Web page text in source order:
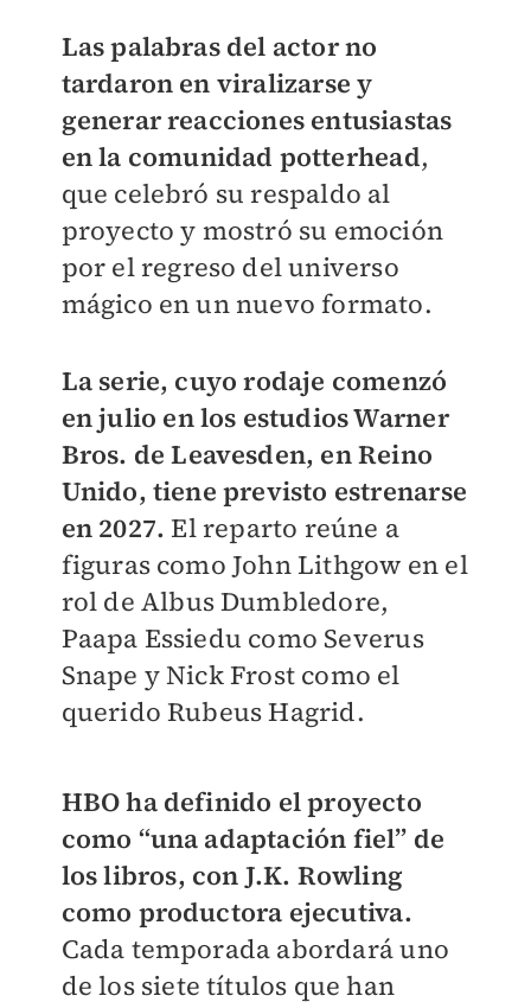
Las palabras del actor no
tardaron en viralizarse y
generar reacciones entusiastas
en la comunidad potterhead,
que celebró su respaldo al
proyecto y mostró su emoción
por el regreso del universo
mágico en un nuevo formato.
La serie, cuyo rodaje comenzó
en julio en los estudios Warner
Bros. de Leavesden, en Reino
Unido, tiene previsto estrenarse
en 2027. El reparto reúne a
figuras como John Lithgow en el
rol de Albus Dumbledore,
Paapa Essiedu como Severus
Snape y Nick Frost como el
querido Rubeus Hagrid.
HBO ha definido el proyecto
como “una adaptación fiel” de
los libros, con J.K. Rowling
como productora ejecutiva.
Cada temporada abordará uno
de los siete títulos que han